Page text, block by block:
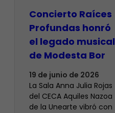
​Concierto Raíces
Profundas honró
el legado musical
de Modesta Bor
19 de junio de 2026
La Sala Anna Julia Rojas
del CECA Aquiles Nazoa
de la Unearte vibró con